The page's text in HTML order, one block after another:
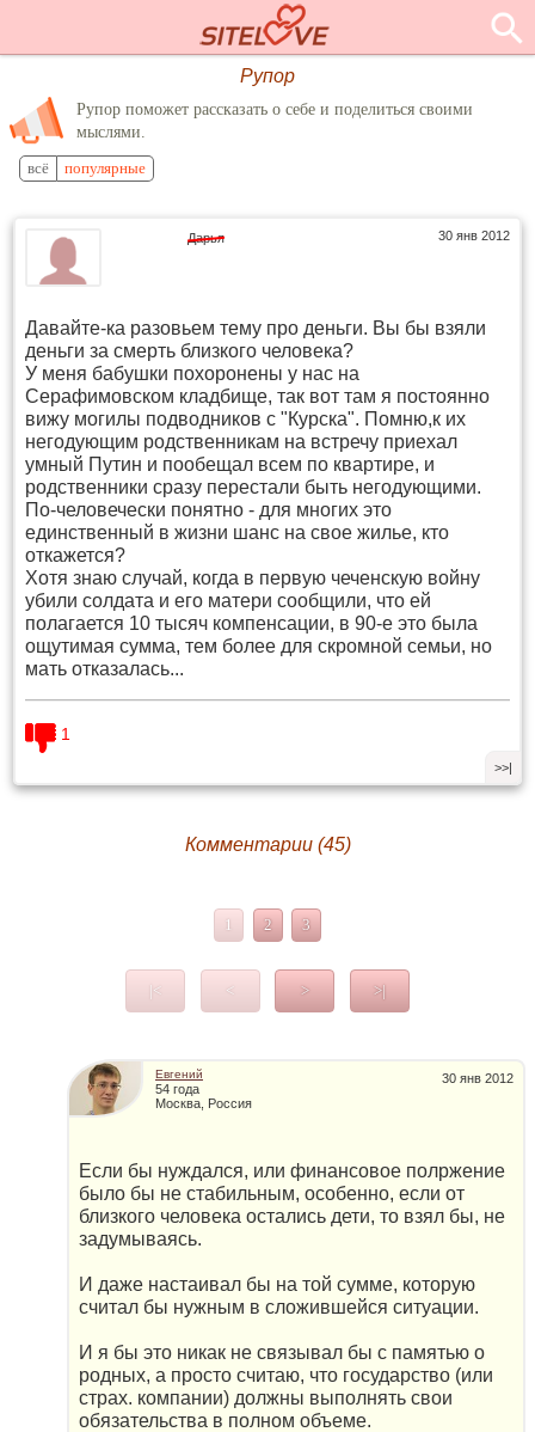
Рупор
Рупор поможет рассказать о себе и поделиться своими
мыслями.
всё популярные
30 янв 2012
Дарья
Давайте-ка разовьем тему про деньги. Вы бы взяли
деньги за смерть близкого человека?
У меня бабушки похоронены у нас на
Серафимовском кладбище, так вот там я постоянно
вижу могилы подводников с "Курска". Помню,к их
негодующим родственникам на встречу приехал
умный Путин и пообещал всем по квартире, и
родственники сразу перестали быть негодующими.
По-человечески понятно - для многих это
единственный в жизни шанс на свое жилье, кто
откажется?
Хотя знаю случай, когда в первую чеченскую войну
убили солдата и его матери сообщили, что ей
полагается 10 тысяч компенсации, в 90-е это была
ощутимая сумма, тем более для скромной семьи, но
мать отказалась...
1
>>|
Комментарии (45)
1 2 3
|< < > >|
30 янв 2012
Евгений
54 года
Москва, Россия
Если бы нуждался, или финансовое полржение
было бы не стабильным, особенно, если от
близкого человека остались дети, то взял бы, не
задумываясь.
И даже настаивал бы на той сумме, которую
считал бы нужным в сложившейся ситуации.
И я бы это никак не связывал бы с памятью о
родных, а просто считаю, что государство (или
страх. компании) должны выполнять свои
обязательства в полном объеме.